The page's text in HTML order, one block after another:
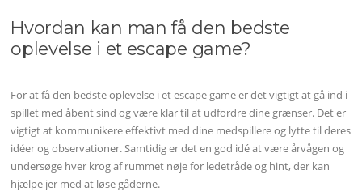
Hvordan kan man få den bedste
oplevelse i et escape game?
For at få den bedste oplevelse i et escape game er det vigtigt at gå ind i
spillet med åbent sind og være klar til at udfordre dine grænser. Det er
vigtigt at kommunikere effektivt med dine medspillere og lytte til deres
idéer og observationer. Samtidig er det en god idé at være årvågen og
undersøge hver krog af rummet nøje for ledetråde og hint, der kan
hjælpe jer med at løse gåderne.